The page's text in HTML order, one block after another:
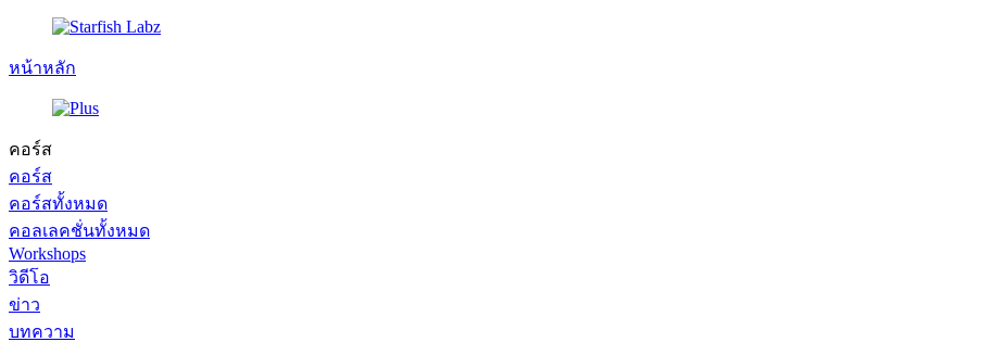
หน้าหลัก
คอร์ส
คอร์ส
คอร์สทั้งหมด
คอลเลคชั่นทั้งหมด
Workshops
วิดีโอ
ข่าว
บทความ